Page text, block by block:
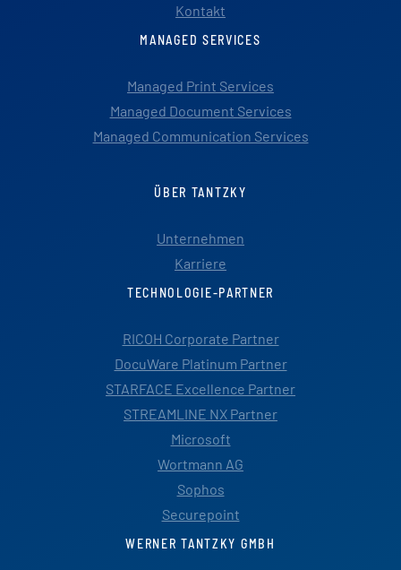
Kontakt
MANAGED SERVICES
Managed Print Services
Managed Document Services
Managed Communication Services
ÜBER TANTZKY
Unternehmen
Karriere
TECHNOLOGIE-PARTNER
RICOH Corporate Partner
DocuWare Platinum Partner
STARFACE Excellence Partner
STREAMLINE NX Partner
Microsoft
Wortmann AG
Sophos
Securepoint
WERNER TANTZKY GMBH